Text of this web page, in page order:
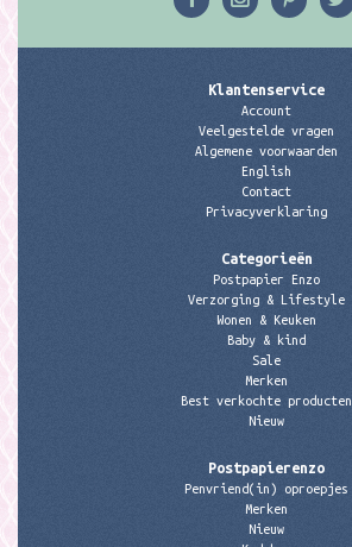
Klantenservice
Account
Veelgestelde vragen
Algemene voorwaarden
English
Contact
Privacyverklaring
Categorieën
Postpapier Enzo
Verzorging & Lifestyle
Wonen & Keuken
Baby & kind
Sale
Merken
Best verkochte producten
Nieuw
Postpapierenzo
Penvriend(in) oproepjes
Merken
Nieuw